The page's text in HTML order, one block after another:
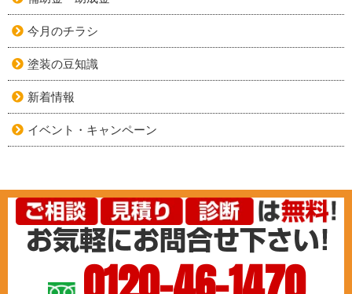
今月のチラシ
塗装の豆知識
新着情報
イベント・キャンペーン